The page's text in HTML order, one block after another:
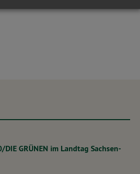
GRÜNEN im Landtag Sachsen-